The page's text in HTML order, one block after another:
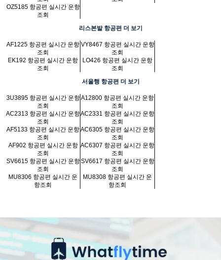
OZ5185 항공편 실시간 운항
조회
리스본발 항공편 더 보기
AF1225 항공편 실시간 운항
조회
VY8467 항공편 실시간 운항
조회
EK192 항공편 실시간 운항
조회
LO426 항공편 실시간 운항
조회
서울행 항공편 더 보기
3U3895 항공편 실시간 운항
조회
A12800 항공편 실시간 운항
조회
AC2313 항공편 실시간 운항
조회
AC2331 항공편 실시간 운항
조회
AF5133 항공편 실시간 운항
조회
AC6305 항공편 실시간 운항
조회
AF902 항공편 실시간 운항
조회
AC6307 항공편 실시간 운항
조회
SV6615 항공편 실시간 운항
조회
SV6617 항공편 실시간 운항
조회
MU8306 항공편 실시간 운
항조회
MU8308 항공편 실시간 운
항조회